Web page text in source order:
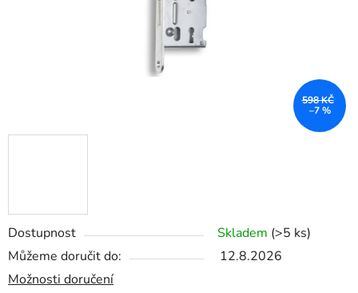
Dostupnost Skladem (>5 ks)
Můžeme doručit do:
12.8.2026
Možnosti doručení
598 KČ
–7 %